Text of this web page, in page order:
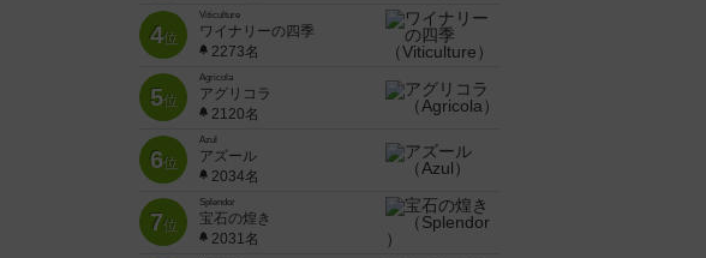
4位
Viticulture
ワイナリーの四季
2273名
5位
Agricola
アグリコラ
2120名
6位
Azul
アズール
2034名
7位
Splendor
宝石の煌き
2031名